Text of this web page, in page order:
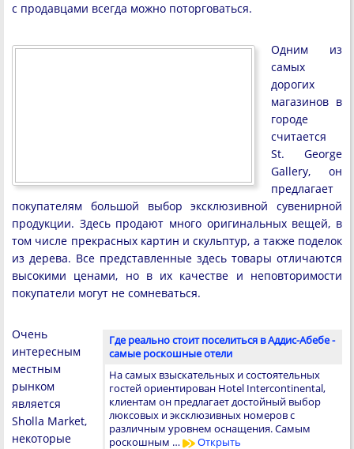
с продавцами всегда можно поторговаться.
Одним из
самых
дорогих
магазинов в
городе
считается
St. George
Gallery, он
предлагает
покупателям большой выбор эксклюзивной сувенирной
продукции. Здесь продают много оригинальных вещей, в
том числе прекрасных картин и скульптур, а также поделок
из дерева. Все представленные здесь товары отличаются
высокими ценами, но в их качестве и неповторимости
покупатели могут не сомневаться.
Где реально стоит поселиться в Аддис-Абебе -
самые роскошные отели
На самых взыскательных и состоятельных
гостей ориентирован Hotel Intercontinental,
клиентам он предлагает достойный выбор
люксовых и эксклюзивных номеров с
различным уровнем оснащения. Самым
роскошным …
Открыть
Очень
интересным
местным
рынком
является
Sholla Market,
некоторые